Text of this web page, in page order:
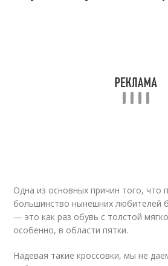
Одна из основных причин того, что
большинство нынешних любителей
— это как раз обувь с толстой
особенно, в области пятки.
Надевая такие кроссовки, мы не